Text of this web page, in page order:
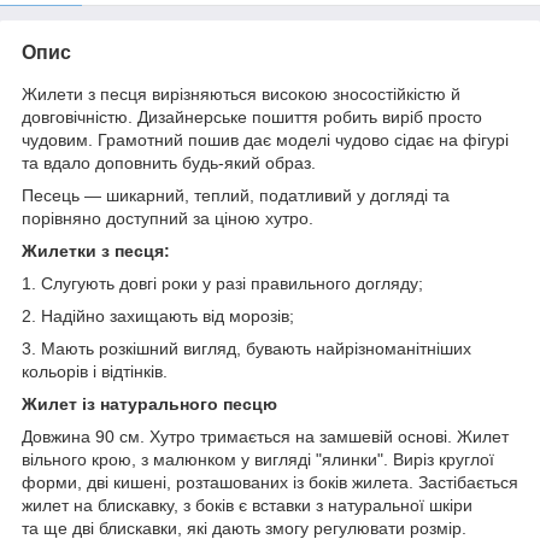
Опис
Жилети з песця вирізняються високою зносостійкістю й
довговічністю. Дизайнерське пошиття робить виріб просто
чудовим. Грамотний пошив дає моделі чудово сідає на фігурі
та вдало доповнить будь-який образ.
Песець — шикарний, теплий, податливий у догляді та
порівняно доступний за ціною хутро.
Жилетки з песця:
1. Слугують довгі роки у разі правильного догляду;
2. Надійно захищають від морозів;
3. Мають розкішний вигляд, бувають найрізноманітніших
кольорів і відтінків.
Жилет із натурального песцю
Довжина 90 см. Хутро тримається на замшевій основі. Жилет
вільного крою, з малюнком у вигляді "ялинки". Виріз круглої
форми, дві кишені, розташованих із боків жилета. Застібається
жилет на блискавку, з боків є вставки з натуральної шкіри
та ще дві блискавки, які дають змогу регулювати розмір.